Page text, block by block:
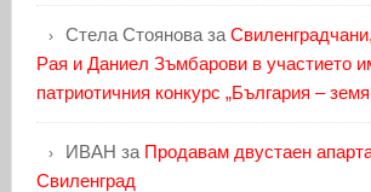
Стела Стояноваза
Рая и Даниел Зъмбарови в участието
патриотичния конкурс „България – земя
ИВАН за Продавам двустаен
Свиленград